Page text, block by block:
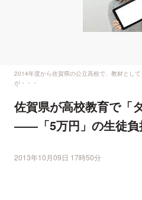
2014年度から佐賀県の公立高校で、教材とし
が・・・
佐賀県が高校教育で「
――「5万円」の生徒負
2013年10月09日 17時50分